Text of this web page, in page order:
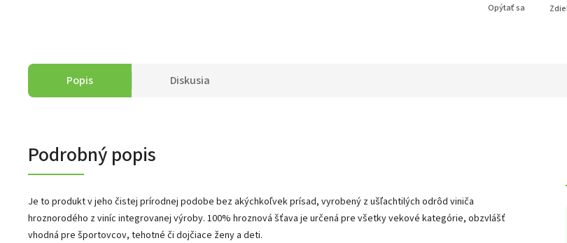
Opýtať sa
Popis Diskusia
Podrobný popis
Je to produkt v jeho čistej prírodnej podobe bez akýchkoľvek prísad, vyrobený z ušľachtilých odrôd viniča
hroznorodého z viníc integrovanej výroby. 100% hroznová šťava je určená pre všetky vekové kategórie, obzvlášť
vhodná pre športovcov, tehotné či dojčiace ženy a deti.